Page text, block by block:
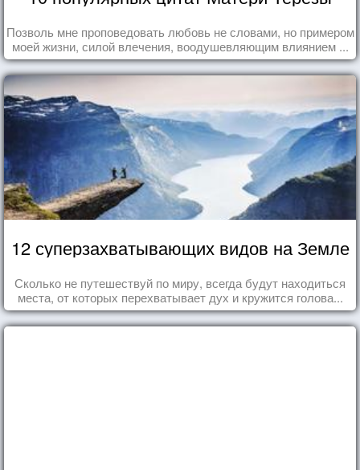
Позволь мне проповедовать любовь не словами, но примером
моей жизни, силой влечения, воодушевляющим влиянием ...
12 суперзахватывающих видов на Земле
Сколько не путешествуй по миру, всегда будут находиться
места, от которых перехватывает дух и кружится голова...